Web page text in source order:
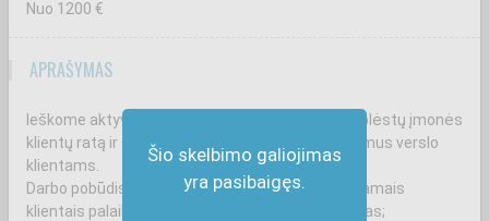
Šio skelbimo galiojimas
yra pasibaigęs.
Nuo 1200 €
APRAŠYMAS
Ieškome aktyvaus pardavimų vadybininko, kuris plėstų įmonės
klientų ratą ir siūlytų metalo bei skardos sprendimus verslo
klientams.
Darbo pobūdis: naujų klientų paieška; ryšių su esamais
klientais palaikymas; klientų poreikių išsiaiškinimas;